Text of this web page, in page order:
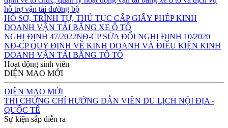
hỗ trợ vận tải đường bộ
HỒ SƠ, TRÌNH TỰ, THỦ TỤC CẤP GIẤY PHÉP KINH
DOANH VẬN TẢI BẰNG XE Ô TÔ
NGHỊ ĐỊNH 47/2022NĐ-CP SỬA ĐỔI NGHỊ ĐỊNH 10/2020
NĐ-CP QUY ĐỊNH VỀ KINH DOANH VÀ ĐIỀU KIỆN KINH
DOANH VẬN TẢI BẰNG TÔ TÔ
Hoạt động sinh viên
DIỆN MẠO MỚI
DIỆN MẠO MỚI
THI CHỨNG CHỈ HƯỚNG DẪN VIÊN DU LỊCH NỘI ĐỊA -
QUỐC TẾ
Sự kiện sắp diễn ra